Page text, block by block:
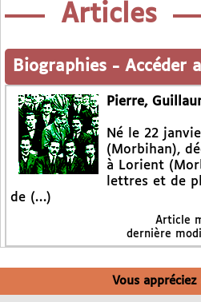
Articles
Biographies - Accéder
Pierre,
Né le 22
(Morbihan),
à Lorient
lettres et de
de (…)
Article
dernière
Vous appréciez